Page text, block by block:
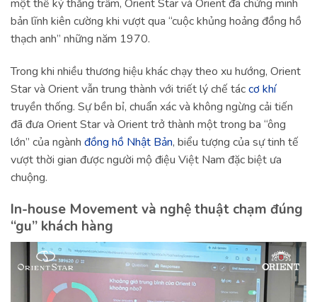
một thế kỷ thăng trầm, Orient Star và Orient đã chứng minh
bản lĩnh kiên cường khi vượt qua “cuộc khủng hoảng đồng hồ
thạch anh” những năm 1970.
Trong khi nhiều thương hiệu khác chạy theo xu hướng, Orient
Star và Orient vẫn trung thành với triết lý chế táccơ khí
truyền thống. Sự bền bỉ, chuẩn xác và không ngừng cải tiến
đã đưa Orient Star và Orient trở thành một trong ba “ông
lớn” của ngành đồng hồ Nhật Bản, biểu tượng của sự tinh tế
vượt thời gian được người mộ điệu Việt Nam đặc biệt ưa
chuộng.
In-house Movement và nghệ thuật chạm đúng
“gu” khách hàng